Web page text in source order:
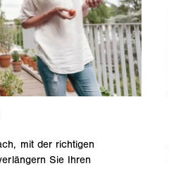
mit der richtigen
Sie Ihren